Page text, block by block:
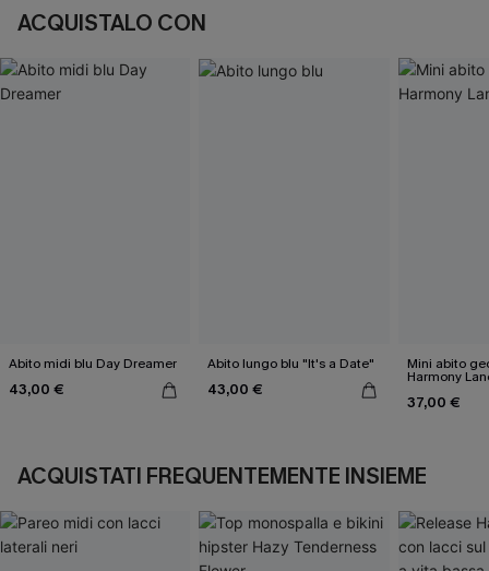
ACQUISTALO CON
Abito midi blu Day Dreamer
43,00 €
Abito lungo blu "It's a Date"
43,00 €
Mini abito
Harmony
37,00 €
ACQUISTATI FREQUENTEMENTE INSIEME